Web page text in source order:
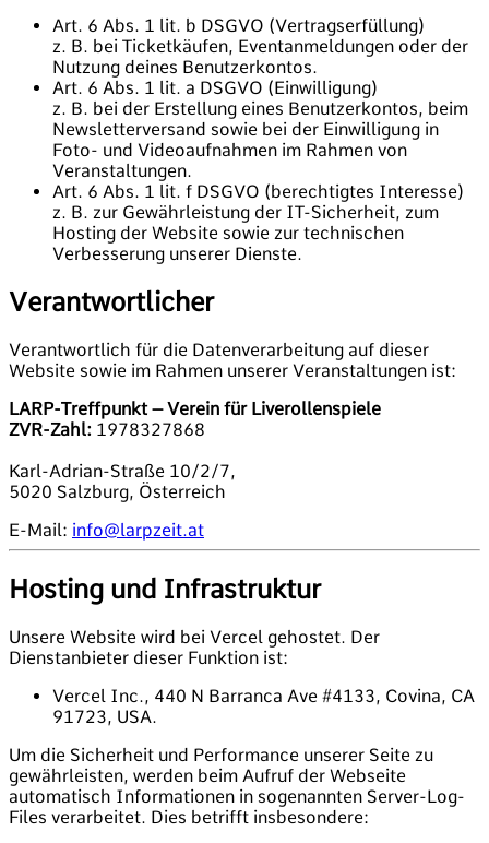
Art. 6 Abs. 1 lit. b DSGVO (Vertragserfüllung)
z. B. bei Ticketkäufen, Eventanmeldungen oder der
Nutzung deines Benutzerkontos.
Art. 6 Abs. 1 lit. a DSGVO (Einwilligung)
z. B. bei der Erstellung eines Benutzerkontos, beim
Newsletterversand sowie bei der Einwilligung in
Foto- und Videoaufnahmen im Rahmen von
Veranstaltungen.
Art. 6 Abs. 1 lit. f DSGVO (berechtigtes Interesse)
z. B. zur Gewährleistung der IT-Sicherheit, zum
Hosting der Website sowie zur technischen
Verbesserung unserer Dienste.
Verantwortlicher
Verantwortlich für die Datenverarbeitung auf dieser
Website sowie im Rahmen unserer Veranstaltungen ist:
LARP-Treffpunkt – Verein für Liverollenspiele
ZVR-Zahl: 1978327868
Karl-Adrian-Straße 10/2/7,
5020 Salzburg, Österreich
E-Mail: info@larpzeit.at
Hosting und Infrastruktur
Unsere Website wird bei Vercel gehostet. Der
Dienstanbieter dieser Funktion ist:
Vercel Inc., 440 N Barranca Ave #4133, Covina, CA
91723, USA.
Um die Sicherheit und Performance unserer Seite zu
gewährleisten, werden beim Aufruf der Webseite
automatisch Informationen in sogenannten Server-Log-
Files verarbeitet. Dies betrifft insbesondere: